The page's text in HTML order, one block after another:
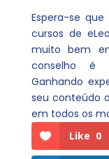
Espera-se
cursos de
muito bem
conselho é
Ganhando
seu conteúdo
em todos os
Like 0